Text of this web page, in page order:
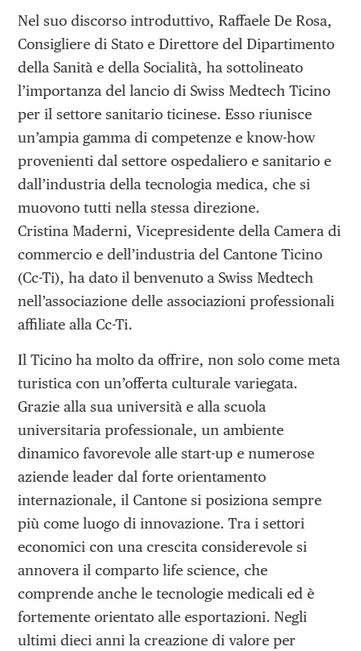
Nel suo discorso introduttivo, Raffaele De Rosa,
Consigliere di Stato e Direttore del Dipartimento
della Sanità e della Socialità, ha sottolineato
l’importanza del lancio di Swiss Medtech Ticino
per il settore sanitario ticinese. Esso riunisce
un’ampia gamma di competenze e know-how
provenienti dal settore ospedaliero e sanitario e
dall’industria della tecnologia medica, che si
muovono tutti nella stessa direzione.
Cristina Maderni, Vicepresidente della Camera di
commercio e dell’industria del Cantone Ticino
(Cc-Ti), ha dato il benvenuto a Swiss Medtech
nell’associazione delle associazioni professionali
affiliate alla Cc-Ti.
Il Ticino ha molto da offrire, non solo come meta
turistica con un’offerta culturale variegata.
Grazie alla sua università e alla scuola
universitaria professionale, un ambiente
dinamico favorevole alle start-up e numerose
aziende leader dal forte orientamento
internazionale, il Cantone si posiziona sempre
più come luogo di innovazione. Tra i settori
economici con una crescita considerevole si
annovera il comparto life science, che
comprende anche le tecnologie medicali ed è
fortemente orientato alle esportazioni. Negli
ultimi dieci anni la creazione di valore per